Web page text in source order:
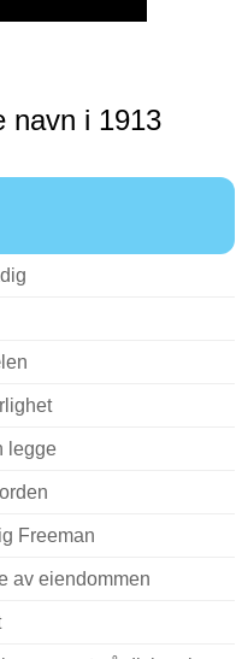
navn i 1913
legge
Freeman
av eiendommen